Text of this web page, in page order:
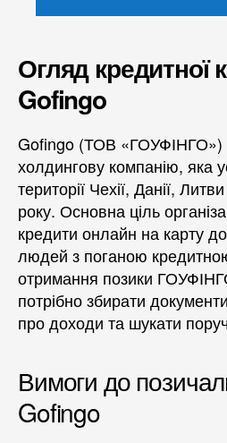
Огляд кредитної
Gofingo
Gofingo (ТОВ «ГОУФІНГО»)
холдингову компанію, яка
території Чехії, Данії,
року. Основна ціль
кредити онлайн на карту
людей з поганою
отримання позики
потрібно збирати
про доходи та шукати
Вимоги до
Gofingo